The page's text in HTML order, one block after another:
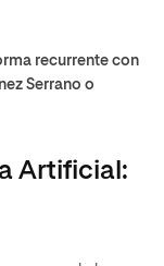
recurrente con
Serrano o
Artificial: